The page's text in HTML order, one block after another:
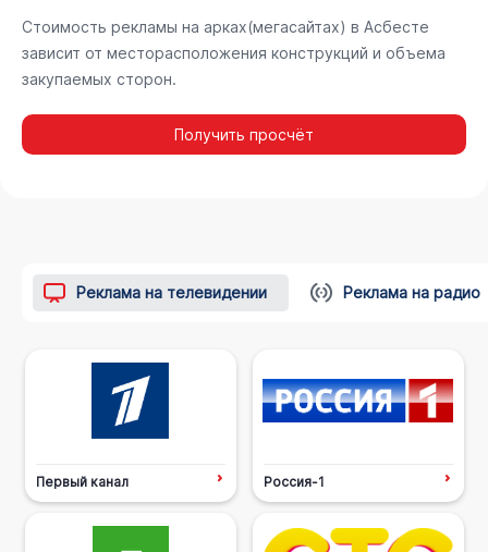
Стоимость рекламы на арках(мегасайтах) в Асбесте
зависит от месторасположения конструкций и объема
закупаемых сторон.
Получить просчёт
Реклама на телевидении Реклама на радио
Первый канал Россия-1